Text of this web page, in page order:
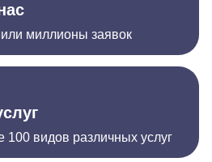
миллионы заявок
видов различных услуг